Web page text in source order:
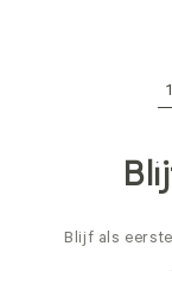
1
Blijf als